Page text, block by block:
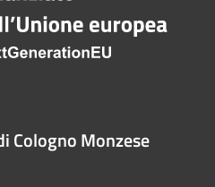
Cologno Monzese